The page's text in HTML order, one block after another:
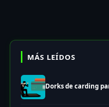
MÁS LEÍDOS
Dorks de carding